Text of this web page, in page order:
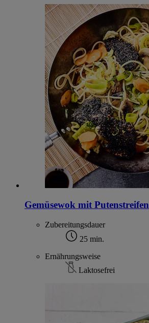
Gemüsewok mit Putenstreifen
Zubereitungsdauer
25 min.
Ernährungsweise
Laktosefrei